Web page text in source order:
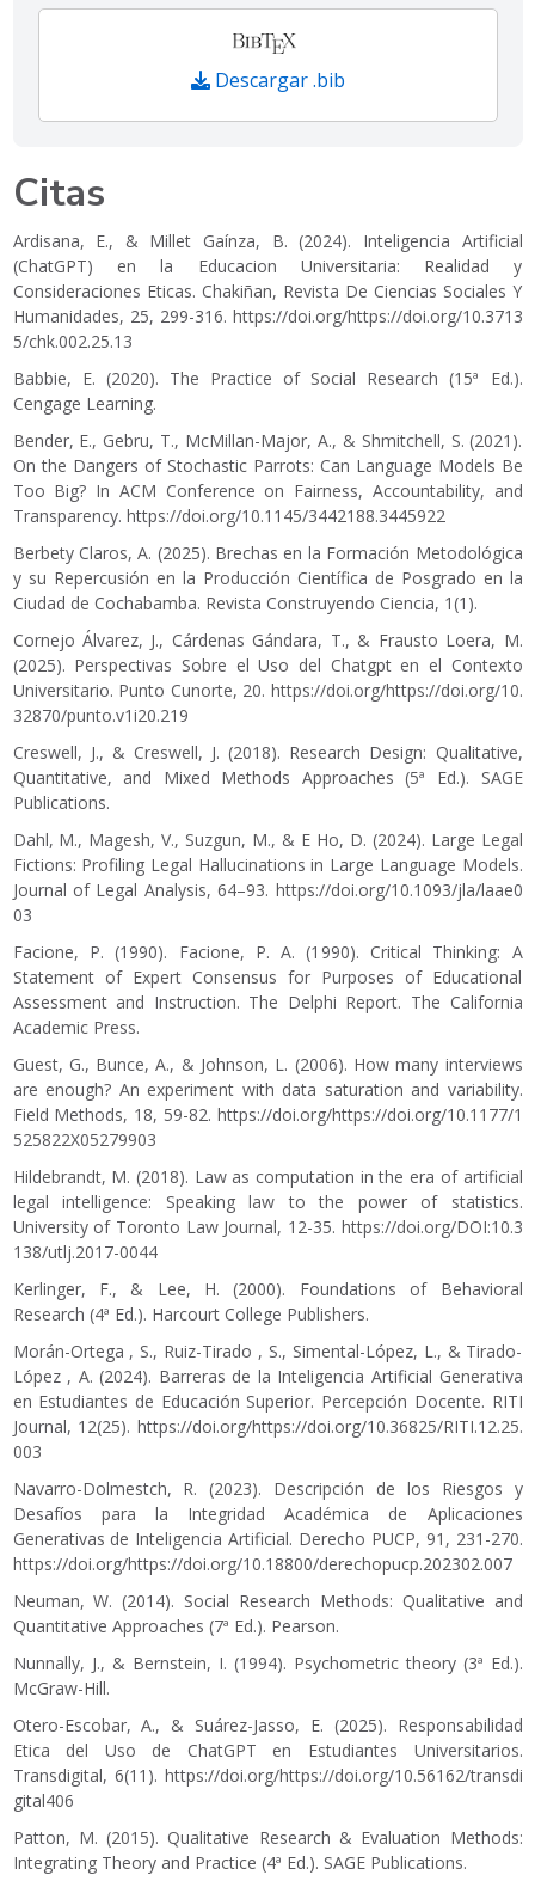
Descargar .bib
Citas
Ardisana, E., & Millet Gaínza, B. (2024). Inteligencia Artificial
(ChatGPT) en la Educacion Universitaria: Realidad y
Consideraciones Eticas. Chakiñan, Revista De Ciencias Sociales Y
Humanidades, 25, 299-316. https://doi.org/https://doi.org/10.3713
5/chk.002.25.13
Babbie, E. (2020). The Practice of Social Research (15ª Ed.).
Cengage Learning.
Bender, E., Gebru, T., McMillan-Major, A., & Shmitchell, S. (2021).
On the Dangers of Stochastic Parrots: Can Language Models Be
Too Big? In ACM Conference on Fairness, Accountability, and
Transparency. https://doi.org/10.1145/3442188.3445922
Berbety Claros, A. (2025). Brechas en la Formación Metodológica
y su Repercusión en la Producción Científica de Posgrado en la
Ciudad de Cochabamba. Revista Construyendo Ciencia, 1(1).
Cornejo Álvarez, J., Cárdenas Gándara, T., & Frausto Loera, M.
(2025). Perspectivas Sobre el Uso del Chatgpt en el Contexto
Universitario. Punto Cunorte, 20. https://doi.org/https://doi.org/10.
32870/punto.v1i20.219
Creswell, J., & Creswell, J. (2018). Research Design: Qualitative,
Quantitative, and Mixed Methods Approaches (5ª Ed.). SAGE
Publications.
Dahl, M., Magesh, V., Suzgun, M., & E Ho, D. (2024). Large Legal
Fictions: Profiling Legal Hallucinations in Large Language Models.
Journal of Legal Analysis, 64–93. https://doi.org/10.1093/jla/laae0
03
Facione, P. (1990). Facione, P. A. (1990). Critical Thinking: A
Statement of Expert Consensus for Purposes of Educational
Assessment and Instruction. The Delphi Report. The California
Academic Press.
Guest, G., Bunce, A., & Johnson, L. (2006). How many interviews
are enough? An experiment with data saturation and variability.
Field Methods, 18, 59-82. https://doi.org/https://doi.org/10.1177/1
525822X05279903
Hildebrandt, M. (2018). Law as computation in the era of artificial
legal intelligence: Speaking law to the power of statistics.
University of Toronto Law Journal, 12-35. https://doi.org/DOI:10.3
138/utlj.2017-0044
Kerlinger, F., & Lee, H. (2000). Foundations of Behavioral
Research (4ª Ed.). Harcourt College Publishers.
Morán-Ortega , S., Ruiz-Tirado , S., Simental-López, L., & Tirado-
López , A. (2024). Barreras de la Inteligencia Artificial Generativa
en Estudiantes de Educación Superior. Percepción Docente. RITI
Journal, 12(25). https://doi.org/https://doi.org/10.36825/RITI.12.25.
003
Navarro-Dolmestch, R. (2023). Descripción de los Riesgos y
Desafíos para la Integridad Académica de Aplicaciones
Generativas de Inteligencia Artificial. Derecho PUCP, 91, 231-270.
https://doi.org/https://doi.org/10.18800/derechopucp.202302.007
Neuman, W. (2014). Social Research Methods: Qualitative and
Quantitative Approaches (7ª Ed.). Pearson.
Nunnally, J., & Bernstein, I. (1994). Psychometric theory (3ª Ed.).
McGraw-Hill.
Otero-Escobar, A., & Suárez-Jasso, E. (2025). Responsabilidad
Etica del Uso de ChatGPT en Estudiantes Universitarios.
Transdigital, 6(11). https://doi.org/https://doi.org/10.56162/transdi
gital406
Patton, M. (2015). Qualitative Research & Evaluation Methods:
Integrating Theory and Practice (4ª Ed.). SAGE Publications.